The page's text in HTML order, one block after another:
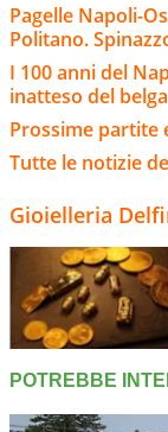
Pagelle Napoli-
Politano.
I 100 anni del
inatteso del
Prossime partite
Tutte le notizie
Gioielleria